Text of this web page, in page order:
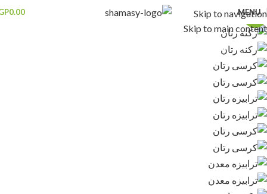
Skip to navigation
Skip to main content
MENU
0.00 -13%